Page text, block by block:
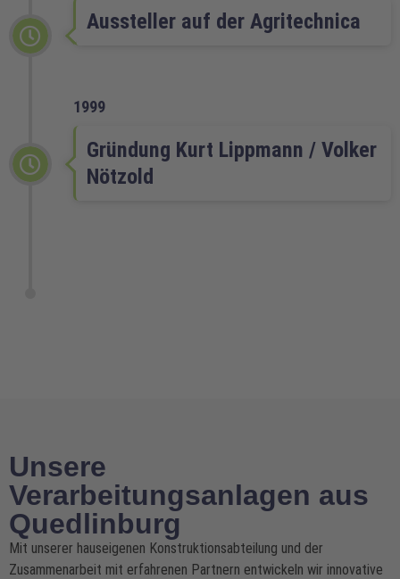
Aussteller auf der Agritechnica
1999
Gründung Kurt Lippmann / Volker
Nötzold
Unsere
Verarbeitungsanlagen aus
Quedlinburg
Mit unserer hauseigenen Konstruktionsabteilung und der
Zusammenarbeit mit erfahrenen Partnern entwickeln wir innovative